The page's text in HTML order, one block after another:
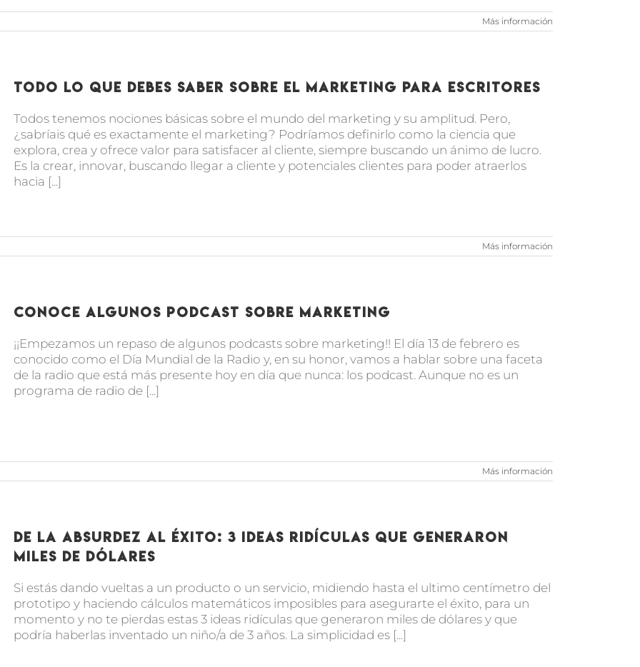
Más información
Todo lo que debes saber sobre el marketing para escritores
Todos tenemos nociones básicas sobre el mundo del marketing y su amplitud. Pero,
¿sabríais qué es exactamente el marketing? Podríamos definirlo como la ciencia que
explora, crea y ofrece valor para satisfacer al cliente, siempre buscando un ánimo de lucro.
Es la crear, innovar, buscando llegar a cliente y potenciales clientes para poder atraerlos
hacia [...]
Más información
Conoce algunos podcast sobre marketing
¡¡Empezamos un repaso de algunos podcasts sobre marketing!! El día 13 de febrero es
conocido como el Día Mundial de la Radio y, en su honor, vamos a hablar sobre una faceta
de la radio que está más presente hoy en día que nunca: los podcast. Aunque no es un
programa de radio de [...]
Más información
De la Absurdez al Éxito: 3 ideas ridículas que generaron
miles de dólares
Si estás dando vueltas a un producto o un servicio, midiendo hasta el ultimo centímetro del
prototipo y haciendo cálculos matemáticos imposibles para asegurarte el éxito, para un
momento y no te pierdas estas 3 ideas ridículas que generaron miles de dólares y que
podría haberlas inventado un niño/a de 3 años. La simplicidad es [...]